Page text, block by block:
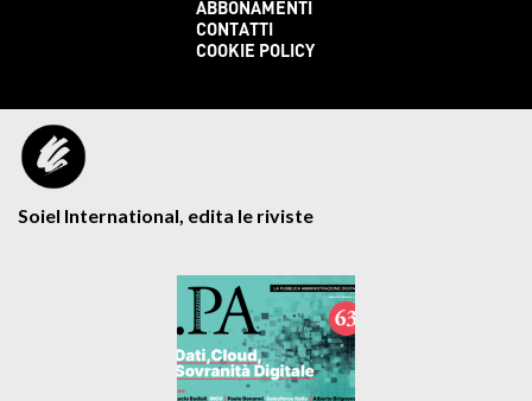
ABBONAMENTI
CONTATTI
COOKIE POLICY
Soiel International, edita le riviste